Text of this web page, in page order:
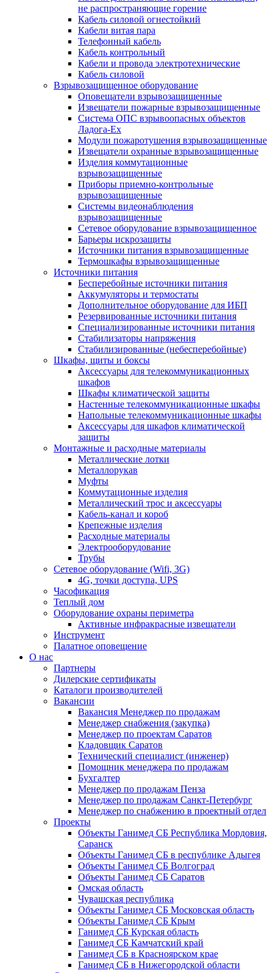
не распространяющие горение
Кабель силовой огнестойкий
Кабели витая пара
Телефонный кабель
Кабель контрольный
Кабели и провода электротехнические
Кабель силовой
Взрывозащищенное оборудование
Оповещатели взрывозащищенные
Извещатели пожарные взрывозащищенные
Система ОПС взрывоопасных объектов
Ладога-Ex
Модули пожаротушения взрывозащищенные
Извещатели охранные взрывозащищенные
Изделия коммутационные
взрывозащищенные
Приборы приемно-контрольные
взрывозащищенные
Системы видеонаблюдения
взрывозащищенные
Сетевое оборудование взрывозащищенное
Барьеры искрозащиты
Источники питания взрывозащищенные
Термошкафы взрывозащищенные
Источники питания
Бесперебойные источники питания
Аккумуляторы и термостаты
Дополнительное оборудование для ИБП
Резервированные источники питания
Специализированные источники питания
Стабилизаторы напряжения
Стабилизированные (небесперебойные)
Шкафы, щиты и боксы
Аксессуары для телекоммуникационных
шкафов
Шкафы климатической защиты
Настенные телекоммуникационные шкафы
Напольные телекоммуникационные шкафы
Аксессуары для шкафов климатической
защиты
Монтажные и расходные материалы
Металлические лотки
Металлорукав
Муфты
Коммутационные изделия
Металлический трос и аксессуары
Кабель-канал и короб
Крепежные изделия
Расходные материалы
Электрооборудование
Трубы
Сетевое оборудование (Wifi, 3G)
4G, точки доступа, UPS
Часофикация
Теплый дом
Оборудование охраны периметра
Активные инфракрасные извещатели
Инструмент
Палатное оповещение
О нас
Партнеры
Дилерские сертификаты
Каталоги производителей
Вакансии
Вакансия Менеджер по продажам
Менеджер снабжения (закупка)
Менеджер по проектам Саратов
Кладовщик Саратов
Технический специалист (инженер)
Помощник менеджера по продажам
Бухгалтер
Менеджер по продажам Пенза
Менеджер по продажам Санкт-Петербург
Менеджер по снабжению в проектный отдел
Проекты
Объекты Ганимед СБ Республика Мордовия,
Саранск
Объекты Ганимед СБ в республике Адыгея
Объекты Ганимед СБ Волгоград
Объекты Ганимед СБ Саратов
Омская область
Чувашская республика
Объекты Ганимед СБ Московская область
Объекты Ганимед СБ Крым
Ганимед СБ Курская область
Ганимед СБ Камчатский край
Ганимед СБ в Красноярском крае
Ганимед СБ в Нижегородской области